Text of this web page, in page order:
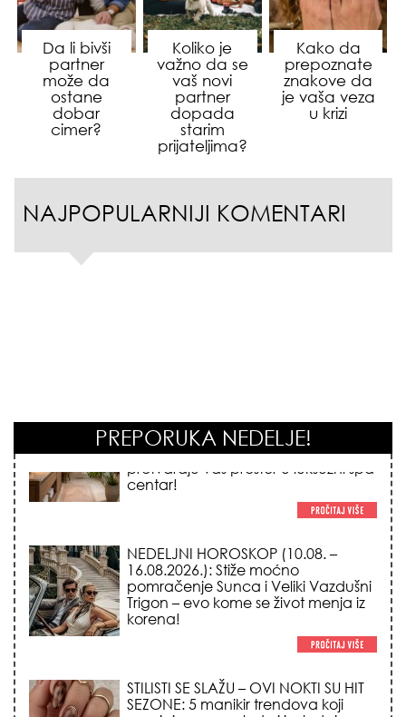
Da li bivši
partner
može da
ostane
dobar
cimer?
Koliko je
važno da se
vaš novi
partner
dopada
starim
prijateljima?
Kako da
prepoznate
znakove da
je vaša veza
u krizi
NAJPOPULARNIJI KOMENTARI
PREPORUKA NEDELJE!
NEDELJNI HOROSKOP (10.08. –
korena!
STILISTI SE SLAŽU – OVI NOKTI SU HIT
SEZONE: 5 manikir trendova koji
skupo na svačijim rukama!